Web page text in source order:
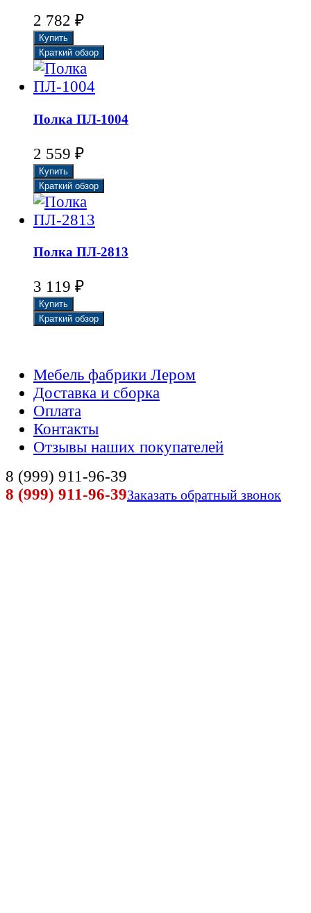
2 782 ₽
Полка ПЛ-1004
2 559 ₽
Полка ПЛ-2813
3 119 ₽
Мебель фабрики Лером
Доставка и сборка
Оплата
Контакты
Отзывы наших покупателей
8 (999) 911-96-39
8 (999) 911-96-39Заказать обратный звонок